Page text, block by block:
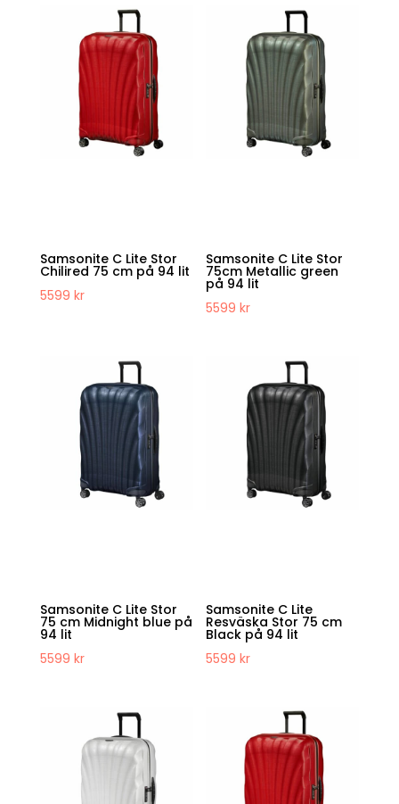
Samsonite C Lite Stor
Chilired 75 cm på 94 lit
5599 kr
Samsonite C Lite Stor
75cm Metallic green
på 94 lit
5599kr
Samsonite C Lite Stor
75 cm Midnight blue på
94 lit
5599 kr
Samsonite C Lite
Resväska Stor 75 cm
Black på 94 lit
5599kr